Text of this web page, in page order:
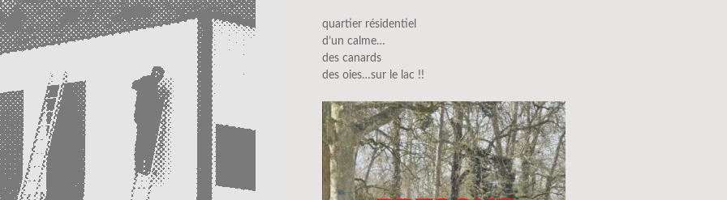
quartier résidentiel
d’un calme…
des canards
des oies…sur le lac !!